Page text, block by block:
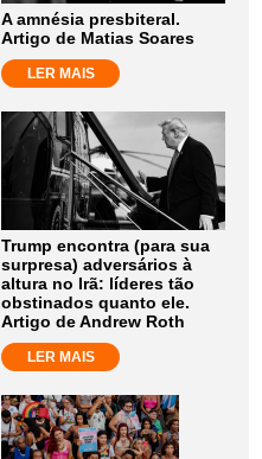
A amnésia presbiteral.
Artigo de Matias Soares
LER MAIS
Trump encontra (para sua
surpresa) adversários à
altura no Irã: líderes tão
obstinados quanto ele.
Artigo de Andrew Roth
LER MAIS